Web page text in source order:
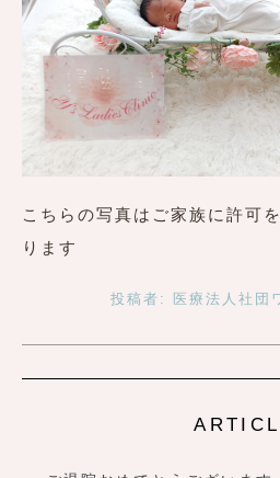
こちらの写真はご家族に許可
ります
投稿者: 医療法人社団